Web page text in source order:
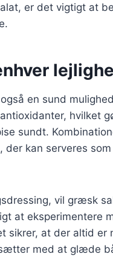
er det vigtigt at
en sund
hvilket
sundt.
kan serveres
vil græsk
at eksperimentere
sikrer, at der altid er
med at glæde